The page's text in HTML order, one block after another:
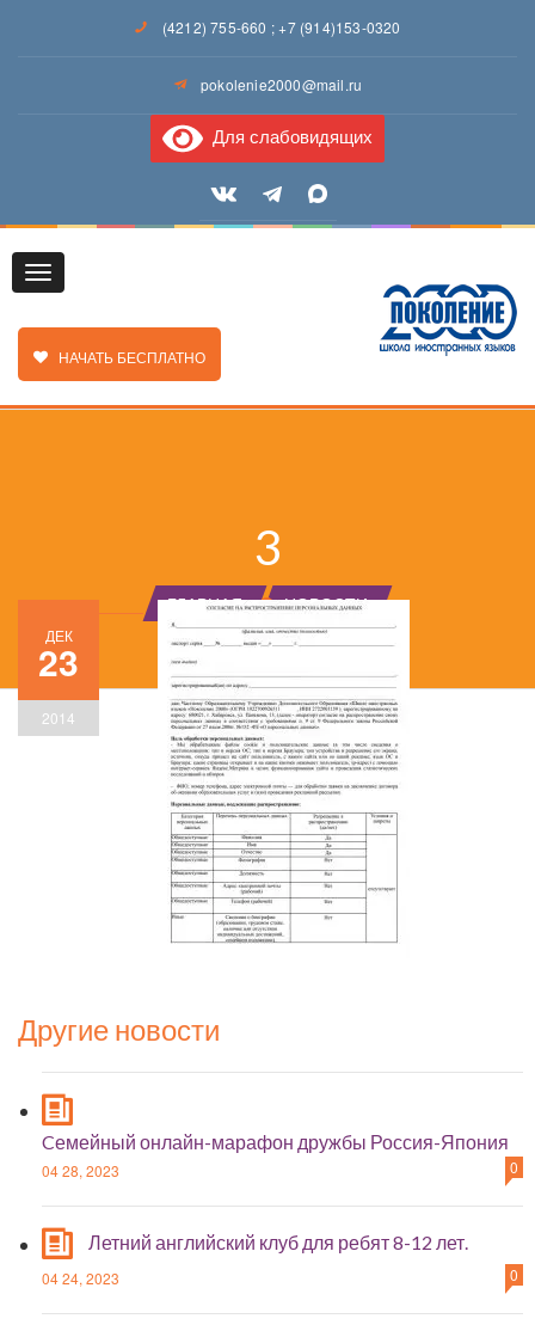
(4212) 755-660 ;+7 (914)153-0320
pokolenie2000@mail.ru
Для слабовидящих
Toggle
ЗАКАЗАТЬ ЗВОНОК
НАЧАТЬ БЕСПЛАТНО
3
ГЛАВНАЯ НОВОСТИ
ДЕК
23
2014
Другие новости
Cемейный онлайн-марафон дружбы Россия-Япония
04 28, 2023 0
Летний английский клуб для ребят 8-12 лет.
04 24, 2023 0